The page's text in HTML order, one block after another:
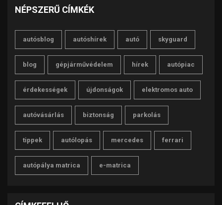
NÉPSZERŰ CÍMKÉK
autósblog autóshírek autó skyguard
blog gépjárművédelem hírek autópiac
érdekességek újdonságok elektromos auto
autóvásárlás biztonság parkolás
tippek autólopás mercedes ferrari
autópálya matrica e-matrica